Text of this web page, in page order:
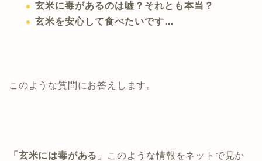
玄米に毒があるのは嘘？それとも本当？
玄米を安心して食べたいです…
このような質問にお答えします。
「玄米には毒がある」
このような情報をネットで見か